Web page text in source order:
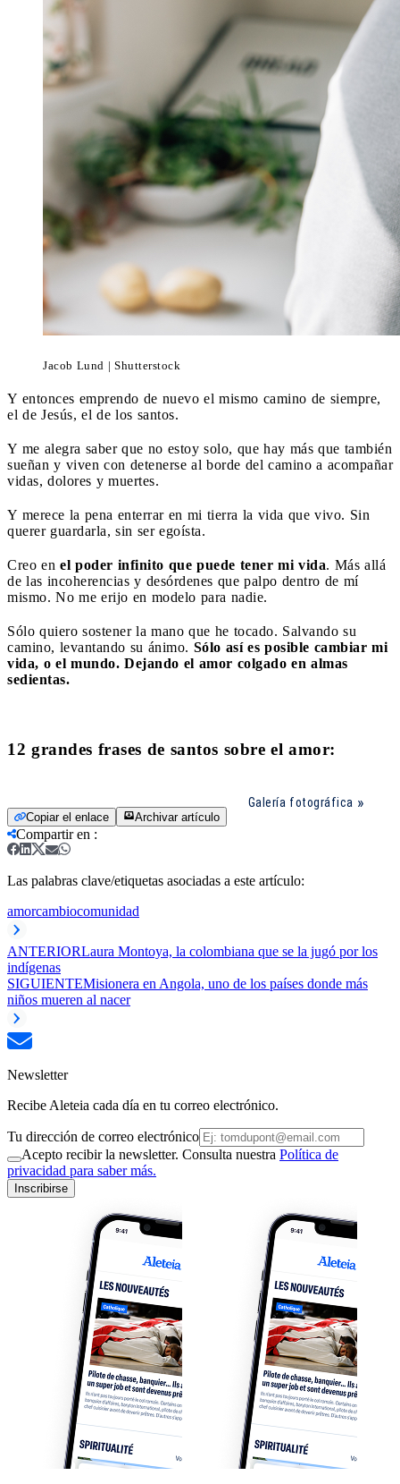
Jacob Lund | Shutterstock
Y entonces emprendo de nuevo el mismo camino de siempre,
el de Jesús, el de los santos.
Y me alegra saber que no estoy solo, que hay más que también
sueñan y viven con detenerse al borde del camino a acompañar
vidas, dolores y muertes.
Y merece la pena enterrar en mi tierra la vida que vivo. Sin
querer guardarla, sin ser egoísta.
Creo en el poder infinito que puede tener mi vida. Más allá
de las incoherencias y desórdenes que palpo dentro de mí
mismo. No me erijo en modelo para nadie.
Sólo quiero sostener la mano que he tocado. Salvando su
camino, levantando su ánimo. Sólo así es posible cambiar mi
vida, o el mundo. Dejando el amor colgado en almas
sedientas.
12 grandes frases de santos sobre el amor:
Galería fotográfica
Copiar el enlace Archivar artículo
Compartir en :
Las palabras clave/etiquetas asociadas a este artículo:
amorcambiocomunidad
ANTERIORLaura Montoya, la colombiana que se la jugó por los
indígenas
SIGUIENTEMisionera en Angola, uno de los países donde más
niños mueren al nacer
Newsletter
Recibe Aleteia cada día en tu correo electrónico.
Tu dirección de correo electrónico
Acepto recibir la newsletter. Consulta nuestra Política de
privacidad para saber más.
Inscribirse